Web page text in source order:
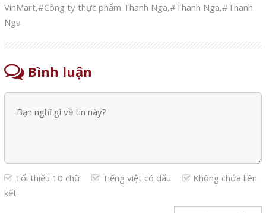
VinMart,#Công ty thực phẩm Thanh Nga,#Thanh Nga,#Thanh
Nga
Bình luận
Tối thiểu 10 chữ Tiếng việt có dấu
Không chứa liên
kết